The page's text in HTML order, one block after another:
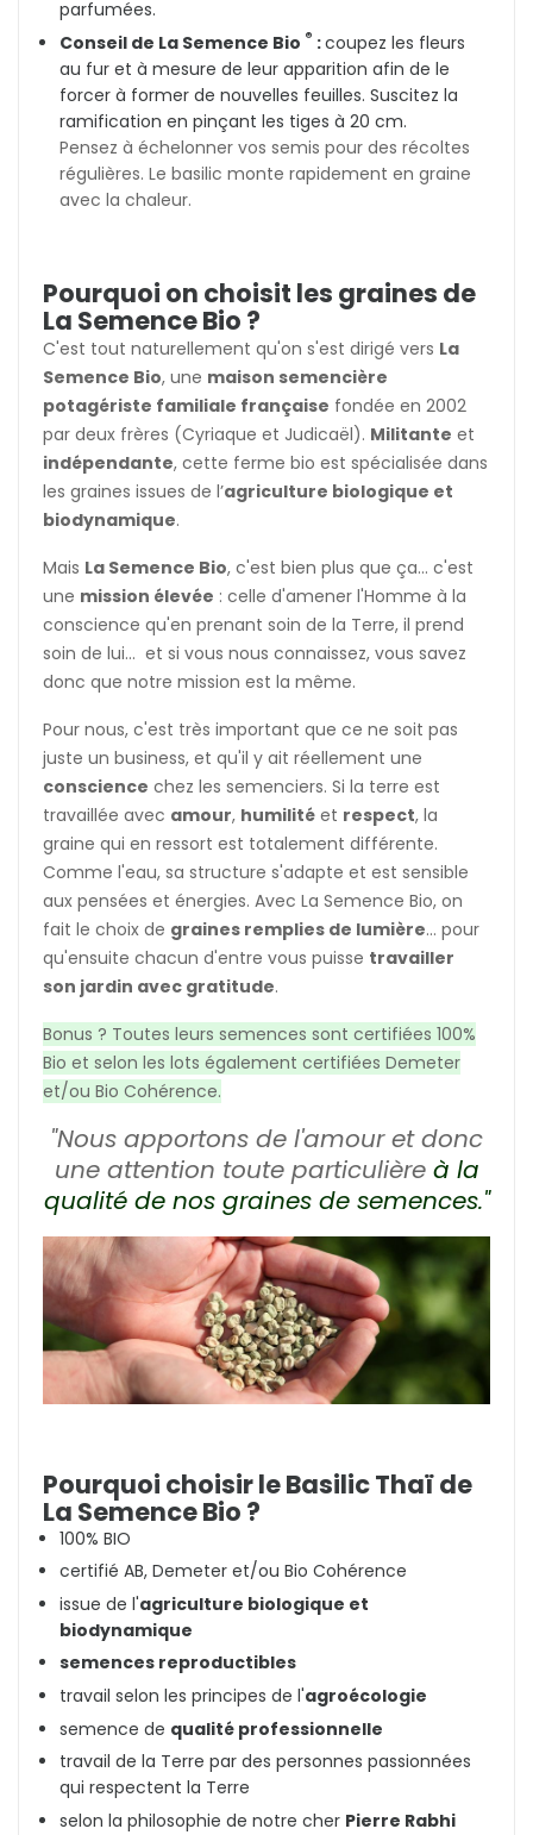
parfumées.
Conseil de La Semence Bio ® :coupez les fleurs
au fur et à mesure de leur apparition afin de le
forcer à former de nouvelles feuilles. Suscitez la
ramification en pinçant les tiges à 20 cm.
Pensez à échelonner vos semis pour des récoltes
régulières. Le basilic monte rapidement en graine
avec la chaleur.
Pourquoi on choisit les graines de
La Semence Bio ?
C'est tout naturellement qu'on s'est dirigé vers La
Semence Bio, une maison semencière
potagériste familiale française fondée en 2002
par deux frères (Cyriaque et Judicaël). Militante et
indépendante, cette ferme bio est spécialisée dans
les graines issues de l’agriculture biologique et
biodynamique.
Mais La Semence Bio, c'est bien plus que ça... c'est
une mission élevée : celle d'amener l'Homme à la
conscience qu'en prenant soin de la Terre, il prend
soin de lui... et si vous nous connaissez, vous savez
donc que notre mission est la même.
Pour nous, c'est très important que ce ne soit pas
juste un business, et qu'il y ait réellement une
conscience chez les semenciers. Si la terre est
travaillée avec amour, humilité et respect, la
graine qui en ressort est totalement différente.
Comme l'eau, sa structure s'adapte et est sensible
aux pensées et énergies. Avec La Semence Bio, on
fait le choix de graines remplies de lumière... pour
qu'ensuite chacun d'entre vous puisse travailler
son jardin avec gratitude.
Bonus ? Toutes leurs semences sont certifiées 100%
Bio et selon les lots également certifiées Demeter
et/ou Bio Cohérence.
"Nous apportons de l'amour et donc
une attention toute particulière à la
qualité de nos graines de semences."
Pourquoi choisir le Basilic Thaï de
La Semence Bio ?
100% BIO
certifié AB, Demeter et/ou Bio Cohérence
issue de l'agriculture biologique et
biodynamique
semences reproductibles
travail selon les principes de l'agroécologie
semence de qualité professionnelle
travail de la Terre par des personnes passionnées
qui respectent la Terre
selon la philosophie de notre cher Pierre Rabhi